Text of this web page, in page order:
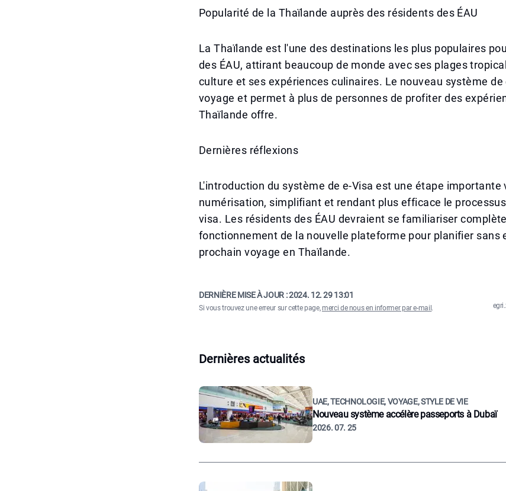
Popularité de la Thaïlande auprès des résidents des ÉAU
La Thaïlande est l'une des destinations les plus populaires
des ÉAU, attirant beaucoup de monde avec ses plages
culture et ses expériences culinaires. Le nouveau système de
voyage et permet à plus de personnes de profiter des
Thaïlande offre.
Dernières réflexions
L'introduction du système de e-Visa est une étape importante
numérisation, simplifiant et rendant plus efficace le
visa. Les résidents des ÉAU devraient se familiariser
fonctionnement de la nouvelle plateforme pour planifier sans
prochain voyage en Thaïlande.
DERNIÈRE MISE À JOUR :2024. 12. 29 13:01
Si vous trouvez une erreur sur cette page,merci de nous en informer par e-mail .
Dernières actualités
UAE, TECHNOLOGIE, VOYAGE, STYLE DE VIE
Nouveau système accélère passeports à Dubaï
2026. 07. 25